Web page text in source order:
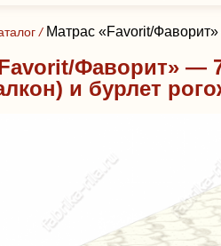
/ Матрас «Favorit/
Фаворит» —
и бурлет